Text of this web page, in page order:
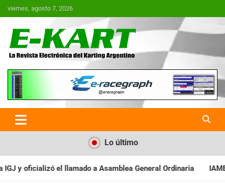
Saltar
al
viernes, agosto 7, 2026
E-Kart.com.ar | La Revista
Electrónica del Karting en
Argentina
Lo último
General Ordinaria IAME SERIES ARGENTINA: